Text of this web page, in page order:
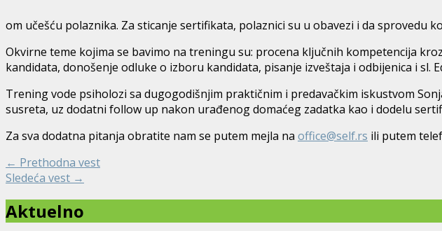
om učešću polaznika. Za sticanje sertifikata, polaznici su u obavezi i da sprovedu
Okvirne teme kojima se bavimo na treningu su: procena ključnih kompetencija
kandidata, donošenje odluke o izboru kandidata, pisanje izveštaja i odbijenica i
Trening vode psiholozi sa dugogodišnjim praktičnim i predavačkim iskustvom
susreta, uz dodatni follow up nakon urađenog domaćeg zadatka kao i dodelu
Za sva dodatna pitanja obratite nam se putem mejla na office@self.rs ili putem
← Prethodna vest
Sledeća vest →
Aktuelno